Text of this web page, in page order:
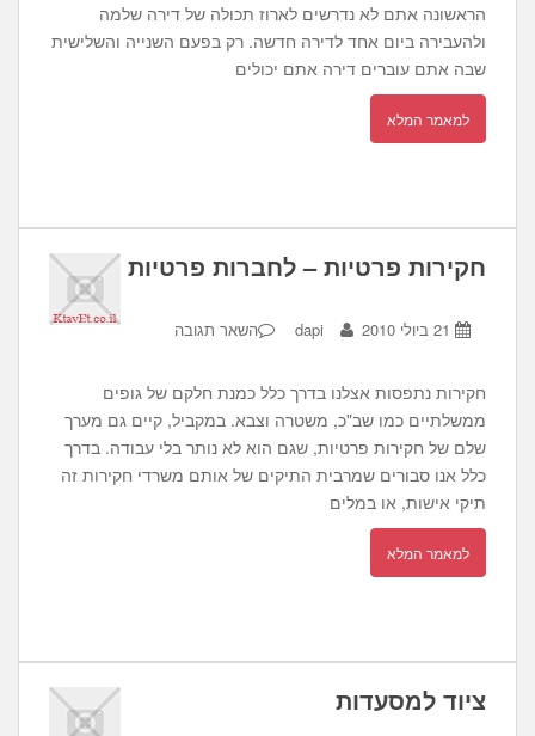
הראשונה אתם לא נדרשים לארוז תכולה של דירה שלמה
ולהעבירה ביום אחד לדירה חדשה. רק בפעם השנייה והשלישית
שבה אתם עוברים דירה אתם יכולים
למאמר המלא
חקירות פרטיות – לחברות פרטיות
21 ביולי 2010 dapi השאר תגובה
חקירות נתפסות אצלנו בדרך כלל כמנת חלקם של גופים
ממשלתיים כמו שב"כ, משטרה וצבא. במקביל, קיים גם מערך
שלם של חקירות פרטיות, שגם הוא לא נותר בלי עבודה. בדרך
כלל אנו סבורים שמרבית התיקים של אותם משרדי חקירות זה
תיקי אישות, או במלים
למאמר המלא
ציוד למסעדות